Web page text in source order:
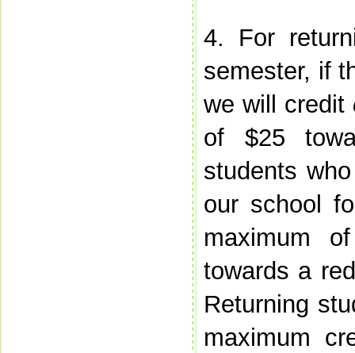
4. For
semester, if
we will credit
of $25
students
our school
maximum
towards a
Returning
maximum